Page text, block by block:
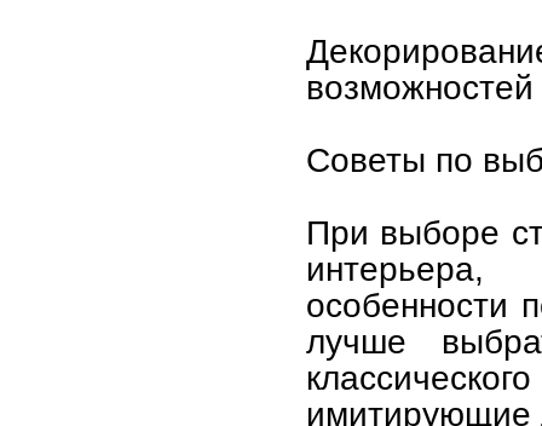
Советы по
При выборе
особенности
лучше
имитирующие